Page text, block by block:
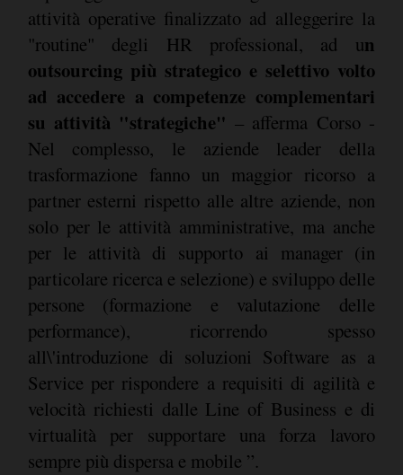
attività operative finalizzato ad alleggerire la
"routine" degli HR professional, ad un
outsourcing più strategico e selettivo volto
ad accedere a competenze complementari
su attività "strategiche" – afferma Corso -
Nel complesso, le aziende leader della
trasformazione fanno un maggior ricorso a
partner esterni rispetto alle altre aziende, non
solo per le attività amministrative, ma anche
per le attività di supporto ai manager (in
particolare ricerca e selezione) e sviluppo delle
persone (formazione e valutazione delle
performance), ricorrendo spesso
all\'introduzione di soluzioni Software as a
Service per rispondere a requisiti di agilità e
velocità richiesti dalle Line of Business e di
virtualità per supportare una forza lavoro
sempre più dispersa e mobile ”.